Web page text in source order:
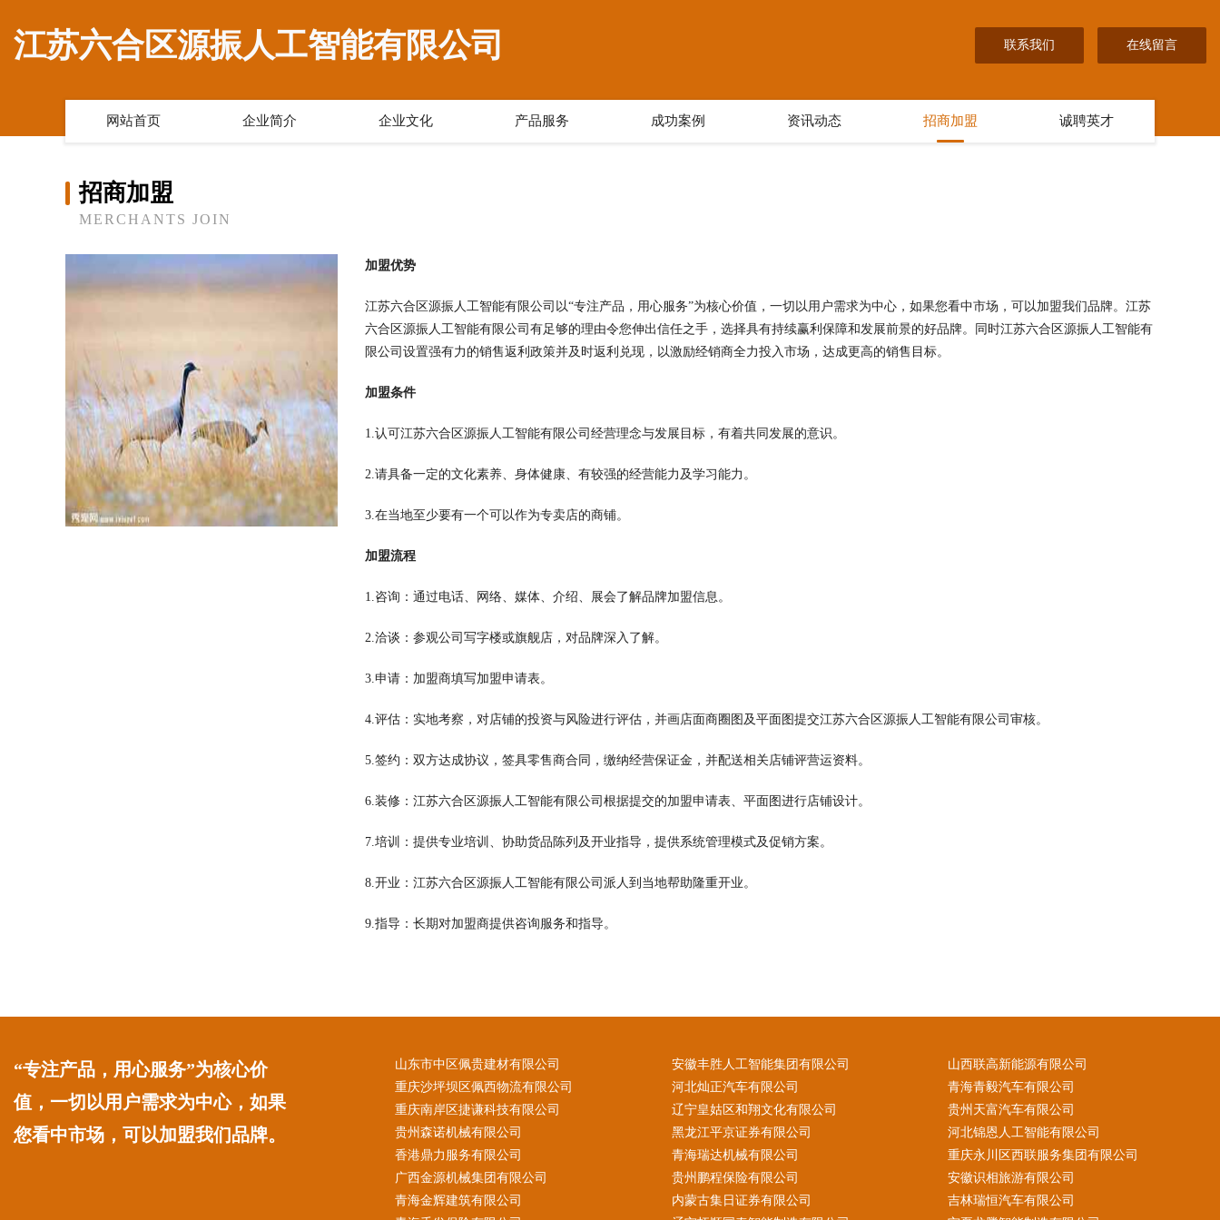
江苏六合区源振人工智能有限公司 联系我们 在线留言
网站首页 企业简介 企业文化 产品服务 成功案例 资讯动态 招商加盟 诚聘英才
招商加盟
MERCHANTS JOIN
加盟优势
江苏六合区源振人工智能有限公司以“专注产品，用心服务”为核心价值，一切以用户需求为中心，如果您看中市场，可以加盟我们品牌。江苏
六合区源振人工智能有限公司有足够的理由令您伸出信任之手，选择具有持续赢利保障和发展前景的好品牌。同时江苏六合区源振人工智能有
限公司设置强有力的销售返利政策并及时返利兑现，以激励经销商全力投入市场，达成更高的销售目标。
加盟条件
1.认可江苏六合区源振人工智能有限公司经营理念与发展目标，有着共同发展的意识。
2.请具备一定的文化素养、身体健康、有较强的经营能力及学习能力。
3.在当地至少要有一个可以作为专卖店的商铺。
加盟流程
1.咨询：通过电话、网络、媒体、介绍、展会了解品牌加盟信息。
2.洽谈：参观公司写字楼或旗舰店，对品牌深入了解。
3.申请：加盟商填写加盟申请表。
4.评估：实地考察，对店铺的投资与风险进行评估，并画店面商圈图及平面图提交江苏六合区源振人工智能有限公司审核。
5.签约：双方达成协议，签具零售商合同，缴纳经营保证金，并配送相关店铺评营运资料。
6.装修：江苏六合区源振人工智能有限公司根据提交的加盟申请表、平面图进行店铺设计。
7.培训：提供专业培训、协助货品陈列及开业指导，提供系统管理模式及促销方案。
8.开业：江苏六合区源振人工智能有限公司派人到当地帮助隆重开业。
9.指导：长期对加盟商提供咨询服务和指导。
“专注产品，用心服务”为核心价
值，一切以用户需求为中心，如果
您看中市场，可以加盟我们品牌。
山东市中区佩贵建材有限公司 安徽丰胜人工智能集团有限公司
山西联高新能源有限公司
重庆沙坪坝区佩西物流有限公司
河北灿正汽车有限公司
青海青毅汽车有限公司
重庆南岸区捷谦科技有限公司
辽宁皇姑区和翔文化有限公司
贵州天富汽车有限公司
贵州森诺机械有限公司
黑龙江平京证券有限公司
河北锦恩人工智能有限公司
香港鼎力服务有限公司
青海瑞达机械有限公司
重庆永川区西联服务集团有限公司
广西金源机械集团有限公司
贵州鹏程保险有限公司
安徽识相旅游有限公司
青海金辉建筑有限公司
内蒙古集日证券有限公司
吉林瑞恒汽车有限公司